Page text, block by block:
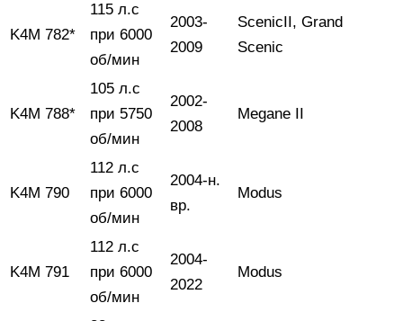
K4M 782*
115 л.с
при 6000
об/мин
2003-
2009
ScenicII, Grand
Scenic
K4M 788*
105 л.с
при 5750
об/мин
2002-
2008
Megane II
K4M 790
112 л.с
при 6000
об/мин
2004-н.
вр.
Modus
K4M 791
112 л.с
при 6000
об/мин
2004-
2022
Modus